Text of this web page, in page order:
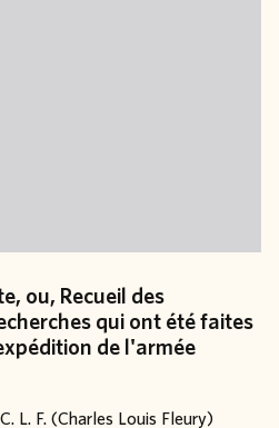
ou, Recueil des
qui ont été faites
de l'armée
L. F. (Charles Louis Fleury)